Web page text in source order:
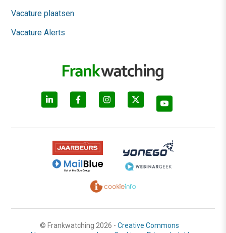
Vacature plaatsen
Vacature Alerts
© Frankwatching 2026 - Creative Commons